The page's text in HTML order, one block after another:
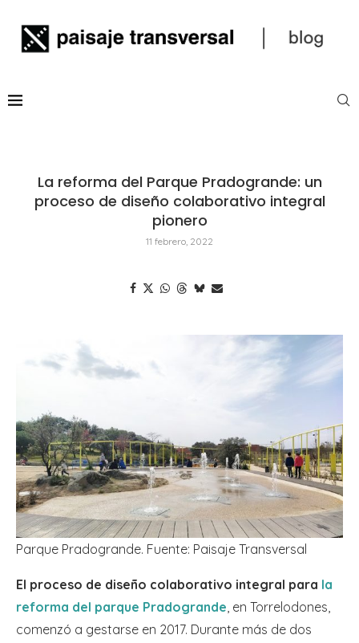
La reforma del Parque Pradogrande: un
proceso de diseño colaborativo integral
pionero
11 febrero, 2022
Parque Pradogrande. Fuente: Paisaje Transversal
El proceso de diseño colaborativo integral para la
reforma del parque Pradogrande, en Torrelodones,
comenzó a gestarse en 2017. Durante más de dos